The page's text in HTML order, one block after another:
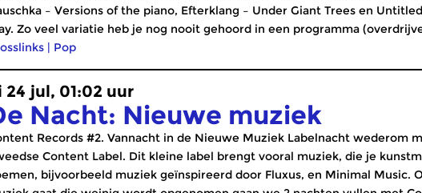
– Versions of the piano, Efterklang – Under Giant Trees en
Zo veel variatie heb je nog nooit gehoord in een programma
| Pop
24 jul, 01:02 uur
Nacht: Nieuwe muziek
Records #2. Vannacht in de Nieuwe Muziek Labelnacht wederom
Content Label. Dit kleine label brengt vooral muziek, die je
bijvoorbeeld muziek geïnspireerd door Fluxus, en Minimal Music.